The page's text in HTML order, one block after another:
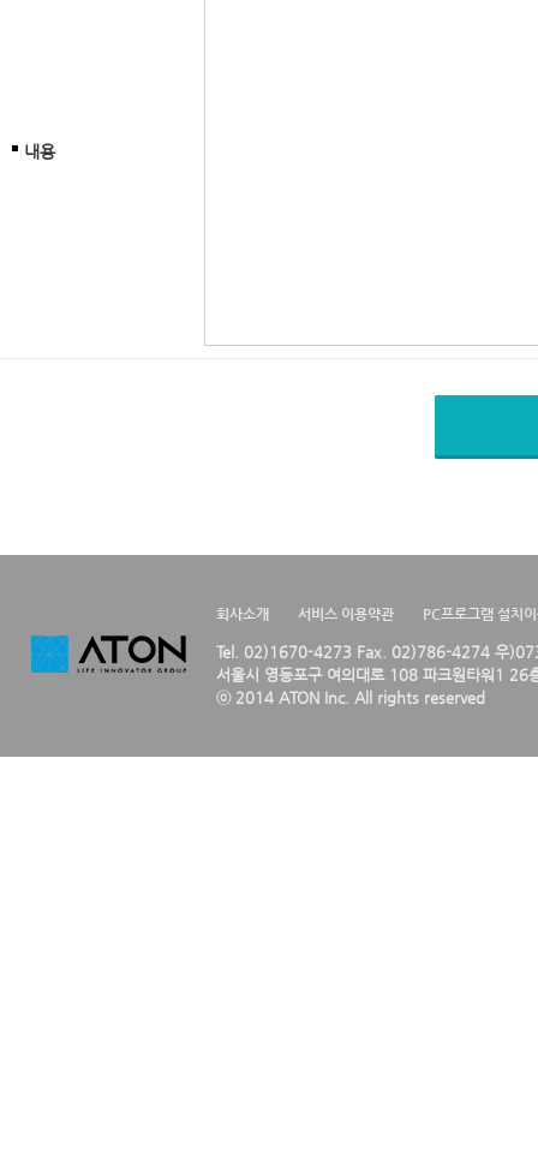
내용
회사소개 서비스 이용약관 PC프로그램 설치
Tel. 02)1670-4273 Fax. 02)786-4274 우
서울시 영등포구 여의대로 108 파크원타워1 26
ⓒ 2014 ATON Inc. All rights reserved